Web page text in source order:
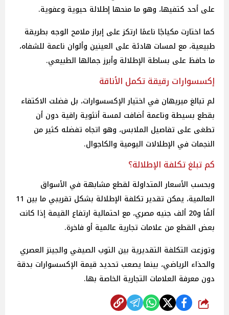
على أحد كتفيها، وهو ما منحها إطلالة حيوية وعفوية.
كما اختارت مكياجًا ناعمًا ارتكز على إبراز ملامح الوجه بطريقة
طبيعية، مع لمسات هادئة على العينين وألوان ناعمة للشفاه،
ما حافظ على بساطة الإطلالة وأبرز جمالها الطبيعي.
إكسسوارات رقيقة تكمل الأناقة
لم تبالغ ميريهان في اختيار الإكسسوارات، بل فضلت الاكتفاء
بقطع بسيطة وناعمة أضافت لمسة أنثوية راقية دون أن
تطغى على تفاصيل الملابس، وهو اتجاه تفضله كثير من
النجمات في الإطلالات اليومية والكاجوال.
كم تبلغ تكلفة الإطلالة؟
وبحسب الأسعار المتداولة لقطع مشابهة في الأسواق
العالمية، يمكن تقدير تكلفة الإطلالة بشكل تقريبي ما بين 11
ألفًا و20 ألف جنيه مصري، مع احتمالية ارتفاع القيمة إذا كانت
بعض القطع من علامات تجارية عالمية أو فاخرة.
وتوزعت التكلفة التقديرية بين التوب الصيفي والجينز العصري
والحذاء الرياضي، بينما يصعب تحديد قيمة الإكسسوارات بدقة
دون معرفة العلامات التجارية الخاصة بها.
شارك